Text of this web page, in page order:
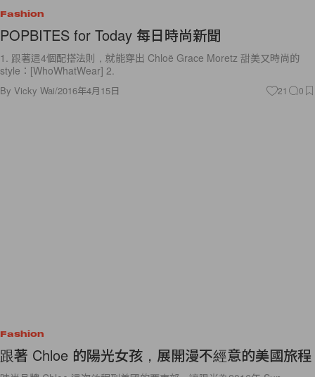
Fashion
POPBITES for Today 每日時尚新聞
1. 跟著這4個配搭法則，就能穿出 Chloë Grace Moretz 甜美又時尚的
style：[WhoWhatWear] 2.
By Vicky Wai/2016年4月15日 21 0
Fashion
跟著 Chloe 的陽光女孩，展開漫不經意的美國旅程